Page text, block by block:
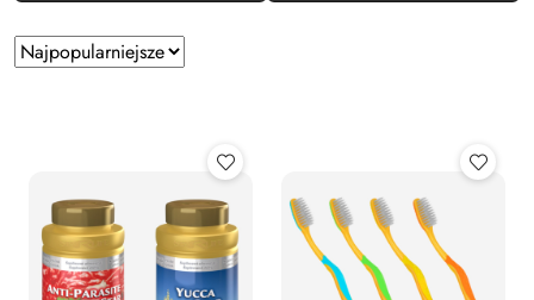
Zastosowano
sortowanie:
Sortuj
według